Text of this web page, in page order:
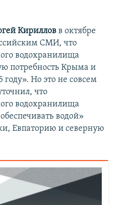
Кириллов в октябре
СМИ, что
водохранилища
потребность Крыма и
году». Но это не совсем
что
водохранилища
водой»
Евпаторию и северную